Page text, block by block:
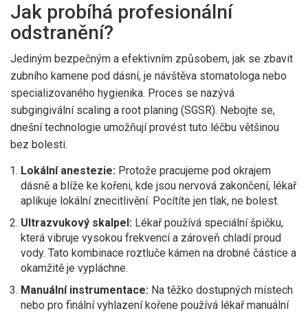
Jak probíhá profesionální
odstranění?
Jediným bezpečným a efektivním způsobem, jak se zbavit
zubního kamene pod dásní, je návštěva stomatologa nebo
specializovaného hygienika. Proces se nazývá
subgingivální scaling a root planing (SGSR). Nebojte se,
dnešní technologie umožňují provést tuto léčbu většinou
bez bolesti.
Lokální anestezie: Protože pracujeme pod okrajem
dásně a blíže ke kořeni, kde jsou nervová zakončení, lékař
aplikuje lokální znecitlivění. Pocítíte jen tlak, ne bolest.
Ultrazvukový skalpel: Lékař používá speciální špičku,
která vibruje vysokou frekvencí a zároveň chladí proud
vody. Tato kombinace roztluče kámen na drobné částice a
okamžitě je vypláchne.
Manuální instrumentace: Na těžko dostupných místech
nebo pro finální vyhlazení kořene používá lékař manuální